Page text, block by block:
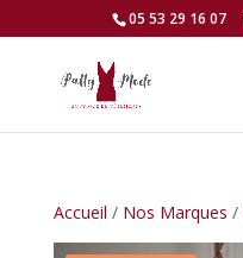
05 53 29 16 07
Accueil / Nos Marques /